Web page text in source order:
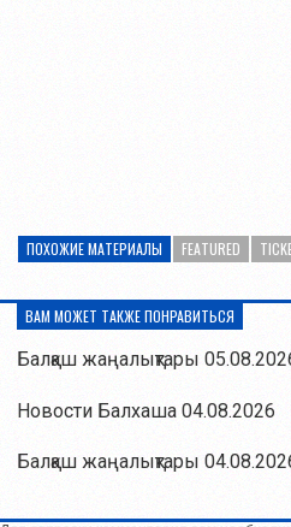
ПОХОЖИЕ МАТЕРИАЛЫ FEATURED
ВАМ МОЖЕТ ТАКЖЕ ПОНРАВИТЬСЯ
Балқаш жаңалықтары
Новости Балхаша 04.08.2026
Балқаш жаңалықтары